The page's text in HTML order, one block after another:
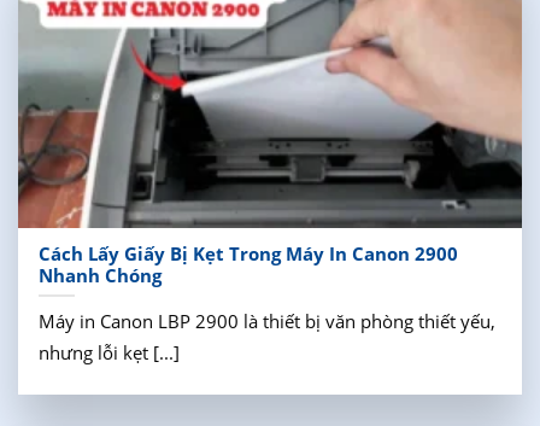
Cách Lấy Giấy Bị Kẹt Trong Máy In Canon 2900
Nhanh Chóng
Máy in Canon LBP 2900 là thiết bị văn phòng thiết yếu,
nhưng lỗi kẹt [...]